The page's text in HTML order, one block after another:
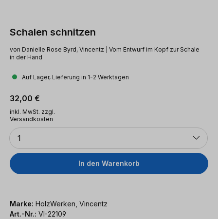
Schalen schnitzen
von Danielle Rose Byrd, Vincentz | Vom Entwurf im Kopf zur Schale
in der Hand
Auf Lager, Lieferung in 1-2 Werktagen
Regulärer Preis:
32,00 €
inkl. MwSt. zzgl.
Versandkosten
Anzahl
1
In den Warenkorb
Marke: HolzWerken, Vincentz
Art.-Nr.: VI-22109